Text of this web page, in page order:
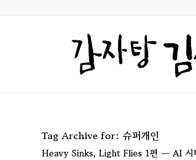
Tag Archive for: 슈퍼개인
Heavy Sinks, Light Flies 1편 — AI 시